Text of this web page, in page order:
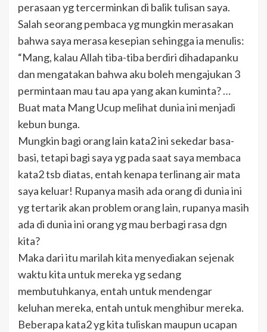
perasaan yg tercerminkan di balik tulisan saya.
Salah seorang pembaca yg mungkin merasakan
bahwa saya merasa kesepian sehingga ia menulis:
“Mang, kalau Allah tiba-tiba berdiri dihadapanku
dan mengatakan bahwa aku boleh mengajukan 3
permintaan mau tau apa yang akan kuminta? …
Buat mata Mang Ucup melihat dunia ini menjadi
kebun bunga.
Mungkin bagi orang lain kata2 ini sekedar basa-
basi, tetapi bagi saya yg pada saat saya membaca
kata2 tsb diatas, entah kenapa terlinang air mata
saya keluar! Rupanya masih ada orang di dunia ini
yg tertarik akan problem orang lain, rupanya masih
ada di dunia ini orang yg mau berbagi rasa dgn
kita?
Maka dari itu marilah kita menyediakan sejenak
waktu kita untuk mereka yg sedang
membutuhkanya, entah untuk mendengar
keluhan mereka, entah untuk menghibur mereka.
Beberapa kata2 yg kita tuliskan maupun ucapan